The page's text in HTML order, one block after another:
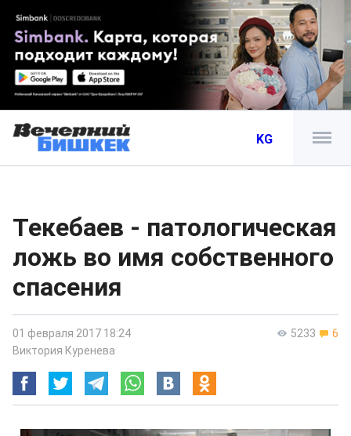
KG
Текебаев - патологическая
ложь во имя собственного
спасения
5233 6
01 февраля 2017 18:24
Виктория Куренева